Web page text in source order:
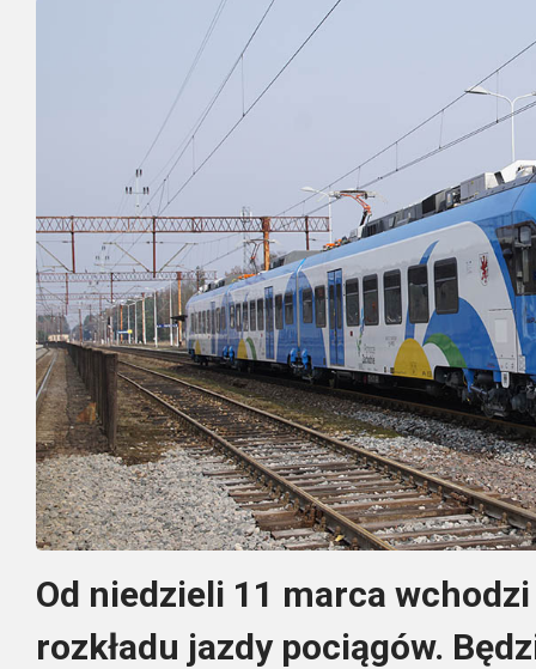
Od niedzieli 11 marca
rozkładu jazdy pociągów.